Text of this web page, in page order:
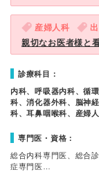
産婦人科
親切なお医者様と
診療科目：
内科、呼吸器内科、循
科、消化器外科、脳神
科、耳鼻咽喉科、産婦
専門医・資格：
総合内科専門医、総合
症専門医…